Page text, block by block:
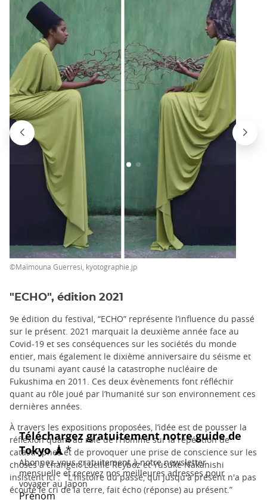
©Maïmouna Guerresi, kyotographie.jp
"ECHO", édition 2021
9e édition du festival, “ECHO” représente l’influence du passé
sur le présent. 2021 marquait la deuxième année face au
Covid-19 et ses conséquences sur les sociétés du monde
entier, mais également le dixième anniversaire du séisme et
du tsunami ayant causé la catastrophe nucléaire de
Fukushima en 2011. Ces deux évènements font réfléchir
quant au rôle joué par l’humanité sur son environnement ces
dernières années.
À travers les expositions proposées, l’idée est de pousser la
réflexion quant au rôle de l’Homme sur la répétition de
catastrophes et de provoquer une prise de conscience sur les
choses à changer. Lucille Reyboz et Yusuke Nakanishi
insistent ici : “L'histoire du passé, qui jusqu'à présent n'a pas
écouté le cri de la terre, fait écho (réponse) au présent.”